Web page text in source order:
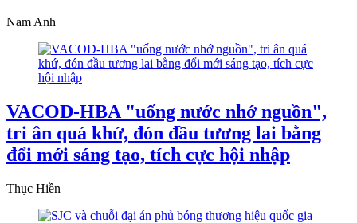
Nam Anh
VACOD-HBA "uống nước nhớ nguồn",
tri ân quá khứ, đón đầu tương lai bằng
đổi mới sáng tạo, tích cực hội nhập
Thục Hiền